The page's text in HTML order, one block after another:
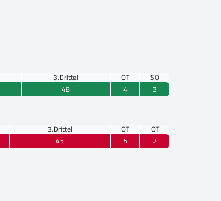
3.Drittel OT
SO
48 4 3
3.Drittel OT
OT
45 5 2